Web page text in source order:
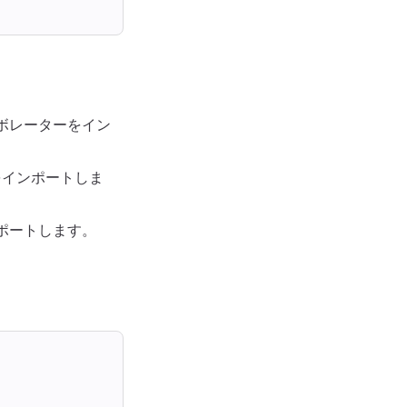
レーターをイン
ンポートしま
トします。